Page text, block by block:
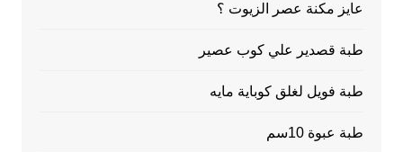
عايز مكنة عصر الزيوت ؟
طبة قصدير علي كوب عصير
طبة فويل لغلق كوباية مايه
طبة عبوة 10سم